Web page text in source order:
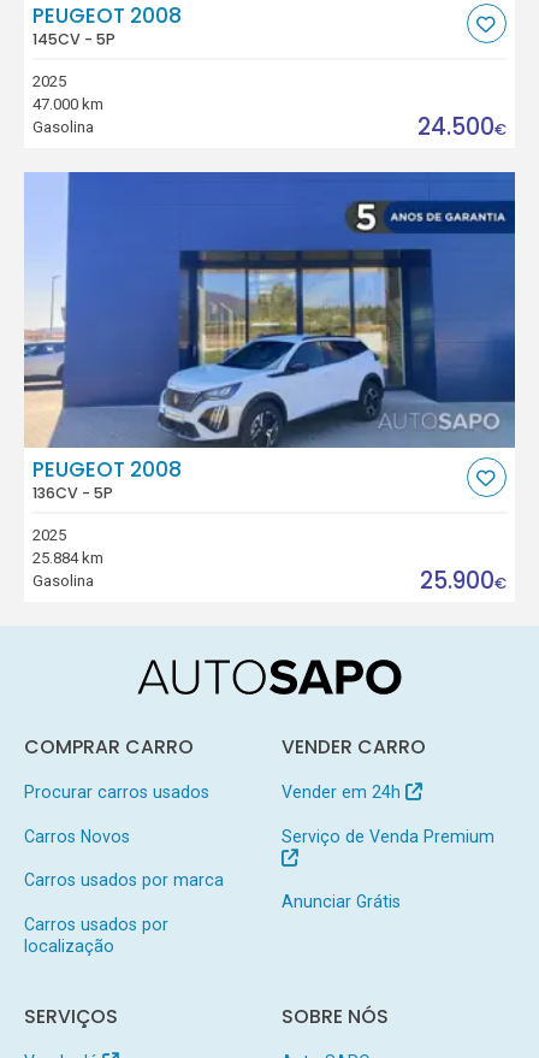
PEUGEOT 2008
145CV - 5P
2025
47.000 km
Gasolina
24.500€
PEUGEOT 2008
136CV - 5P
2025
25.884 km
Gasolina
25.900€
COMPRAR CARRO
Procurar carros usados
Carros Novos
Carros usados por marca
Carros usados por
localização
VENDER CARRO
Vender em 24h
Serviço de Venda Premium
Anunciar Grátis
SERVIÇOS SOBRE NÓS